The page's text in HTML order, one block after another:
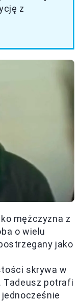
z
mężczyzna z
o wielu
jako
skrywa w
. Tadeusz potrafi